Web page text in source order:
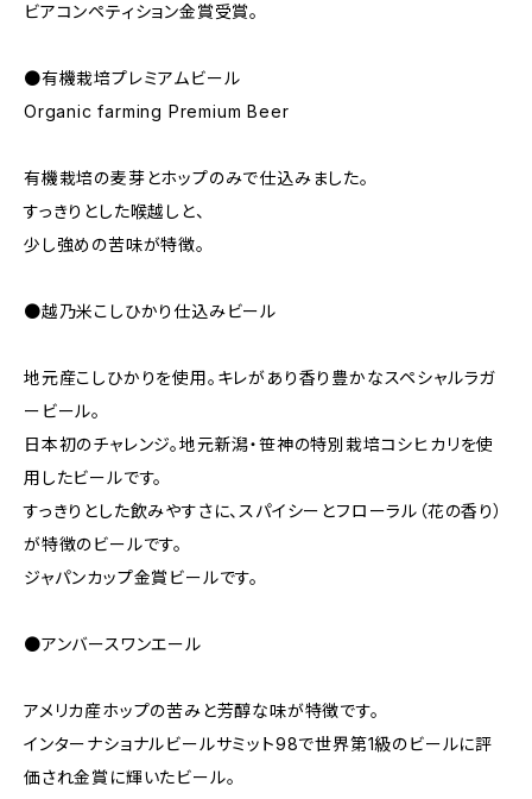
ビアコンペティション金賞受賞。
●有機栽培プレミアムビール
Organic farming Premium Beer
有機栽培の麦芽とホップのみで仕込みました。
すっきりとした喉越しと、
少し強めの苦味が特徴。
●越乃米こしひかり仕込みビール
地元産こしひかりを使用。キレがあり香り豊かなスペシャルラガ
ービール。
日本初のチャレンジ。地元新潟・笹神の特別栽培コシヒカリを使
用したビールです。
すっきりとした飲みやすさに、スパイシーとフローラル（花の香り）
が特徴のビールです。
ジャパンカップ金賞ビールです。
●アンバースワンエール
アメリカ産ホップの苦みと芳醇な味が特徴です。
インターナショナルビールサミット98で世界第1級のビールに評
価され金賞に輝いたビール。